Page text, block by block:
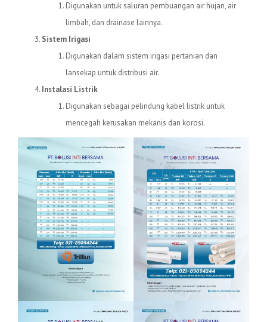
Digunakan untuk saluran pembuangan air hujan, air
limbah, dan drainase lainnya.
Sistem Irigasi
Digunakan dalam sistem irigasi pertanian dan
lansekap untuk distribusi air.
Instalasi Listrik
Digunakan sebagai pelindung kabel listrik untuk
mencegah kerusakan mekanis dan korosi.